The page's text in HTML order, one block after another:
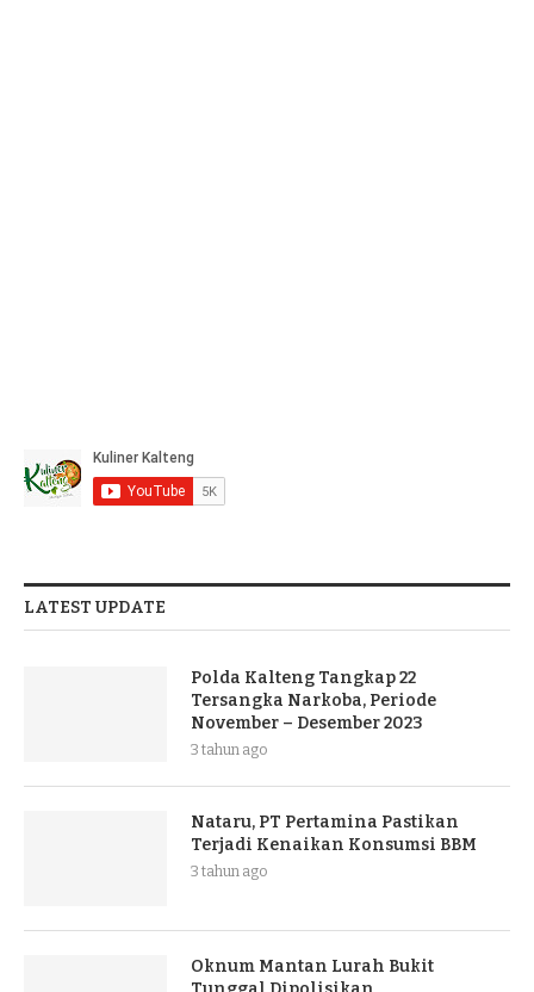
LATEST UPDATE
Polda Kalteng Tangkap 22
Tersangka Narkoba, Periode
November – Desember 2023
3 tahun ago
Nataru, PT Pertamina Pastikan
Terjadi Kenaikan Konsumsi BBM
3 tahun ago
Oknum Mantan Lurah Bukit